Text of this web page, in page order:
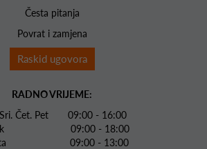
Česta pitanja
Povrat i zamjena
Raskid ugovora
RADNO VRIJEME:
Sri. Čet. Pet 09:00 - 16:00
09:00 - 18:00
09:00 - 13:00